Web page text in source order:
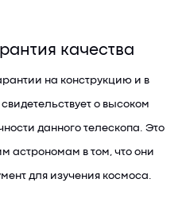
качества
на конструкцию и в
о высоком
данного телескопа. Это
астрономам в том, что они
для изучения космоса.